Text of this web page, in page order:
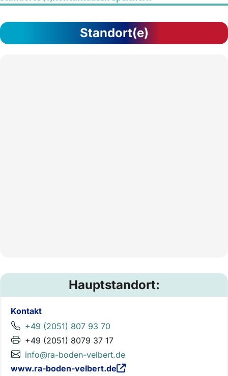
Standort(e)
Hauptstandort:
Kontakt
+49 (2051) 807 93 70
+49 (2051) 8079 37 17
info@ra-boden-velbert.de
www.ra-boden-velbert.de